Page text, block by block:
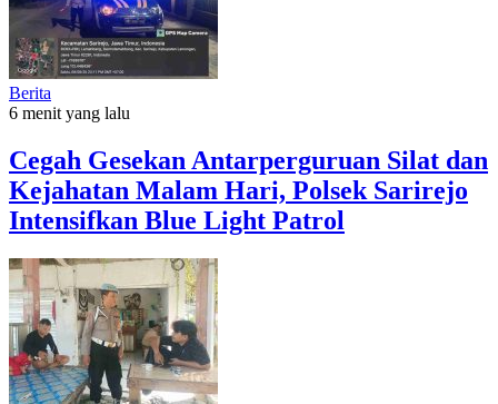
Berita
6 menit yang lalu
Cegah Gesekan Antarperguruan Silat dan
Kejahatan Malam Hari, Polsek Sarirejo
Intensifkan Blue Light Patrol